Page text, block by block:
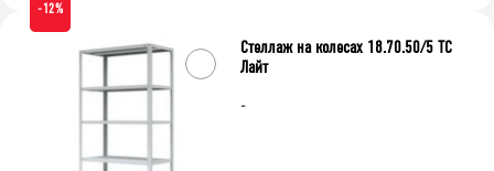
-12%
-
Стеллаж на колесах 18.70.50/5 ТС
Лайт